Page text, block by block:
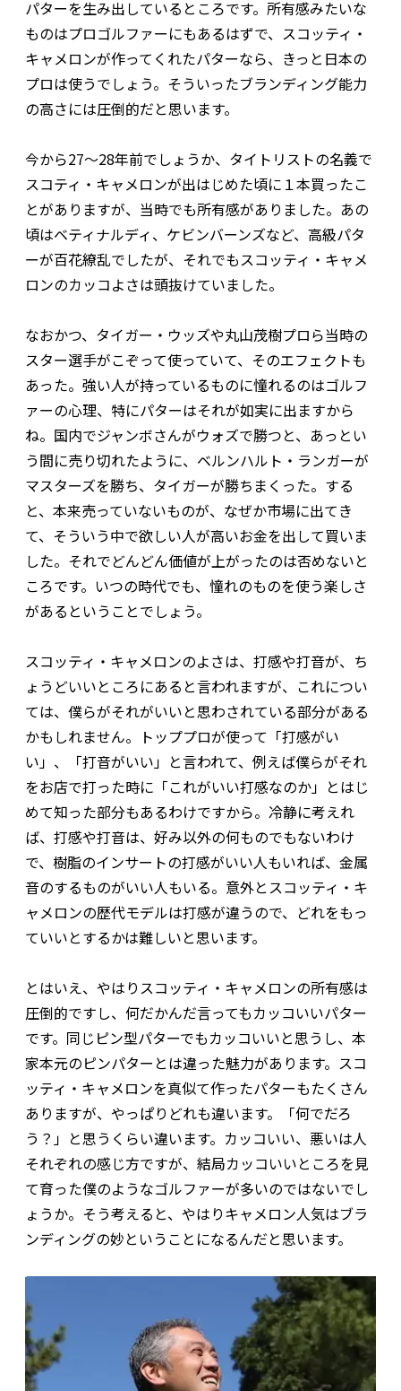
パターを生み出しているところです。所有感みたいな
ものはプロゴルファーにもあるはずで、スコッティ・
キャメロンが作ってくれたパターなら、きっと日本の
プロは使うでしょう。そういったブランディング能力
の高さには圧倒的だと思います。
今から27～28年前でしょうか、タイトリストの名義で
スコティ・キャメロンが出はじめた頃に１本買ったこ
とがありますが、当時でも所有感がありました。あの
頃はベティナルディ、ケビンバーンズなど、高級パタ
ーが百花繚乱でしたが、それでもスコッティ・キャメ
ロンのカッコよさは頭抜けていました。
なおかつ、タイガー・ウッズや丸山茂樹プロら当時の
スター選手がこぞって使っていて、そのエフェクトも
あった。強い人が持っているものに憧れるのはゴルフ
ァーの心理、特にパターはそれが如実に出ますから
ね。国内でジャンボさんがウォズで勝つと、あっとい
う間に売り切れたように、ベルンハルト・ランガーが
マスターズを勝ち、タイガーが勝ちまくった。する
と、本来売っていないものが、なぜか市場に出てき
て、そういう中で欲しい人が高いお金を出して買いま
した。それでどんどん価値が上がったのは否めないと
ころです。いつの時代でも、憧れのものを使う楽しさ
があるということでしょう。
スコッティ・キャメロンのよさは、打感や打音が、ち
ょうどいいところにあると言われますが、これについ
ては、僕らがそれがいいと思わされている部分がある
かもしれません。トッププロが使って「打感がい
い」、「打音がいい」と言われて、例えば僕らがそれ
をお店で打った時に「これがいい打感なのか」とはじ
めて知った部分もあるわけですから。冷静に考えれ
ば、打感や打音は、好み以外の何ものでもないわけ
で、樹脂のインサートの打感がいい人もいれば、金属
音のするものがいい人もいる。意外とスコッティ・キ
ャメロンの歴代モデルは打感が違うので、どれをもっ
ていいとするかは難しいと思います。
とはいえ、やはりスコッティ・キャメロンの所有感は
圧倒的ですし、何だかんだ言ってもカッコいいパター
です。同じピン型パターでもカッコいいと思うし、本
家本元のピンパターとは違った魅力があります。スコ
ッティ・キャメロンを真似て作ったパターもたくさん
ありますが、やっぱりどれも違います。「何でだろ
う？」と思うくらい違います。カッコいい、悪いは人
それぞれの感じ方ですが、結局カッコいいところを見
て育った僕のようなゴルファーが多いのではないでし
ょうか。そう考えると、やはりキャメロン人気はブラ
ンディングの妙ということになるんだと思います。